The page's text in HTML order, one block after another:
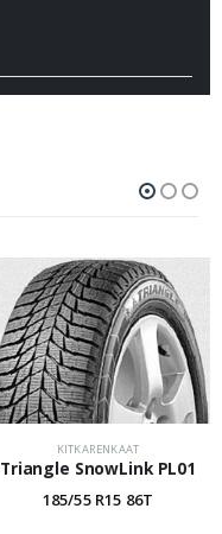
KITKARENKAAT
Triangle SnowLink PL01
185/55 R15 86T